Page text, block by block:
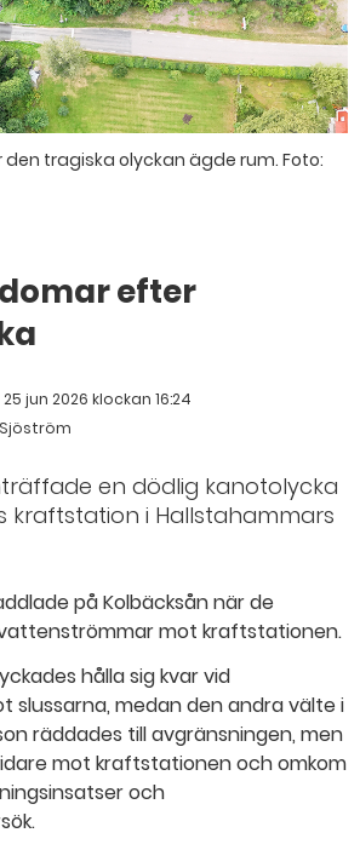
den tragiska olyckan ägde rum. Foto:
efter
25 jun 2026 klockan 16:24
en dödlig kanotolycka
kraftstation i Hallstahammars
på Kolbäcksån när de
mot kraftstationen.
hålla sig kvar vid
slussarna, medan den andra välte i
räddades till avgränsningen, men
mot kraftstationen och omkom
och